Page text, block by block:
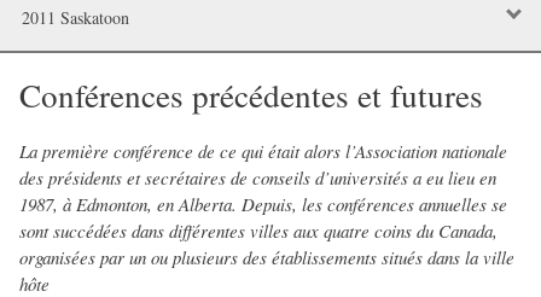
2011 Saskatoon
Conférences précédentes et futures
La première conférence de ce qui était alors l’Association nationale
des présidents et secrétaires de conseils d’universités a eu lieu en
1987, à Edmonton, en Alberta. Depuis, les conférences annuelles se
sont succédées dans différentes villes aux quatre coins du Canada,
organisées par un ou plusieurs des établissements situés dans la ville
hôte